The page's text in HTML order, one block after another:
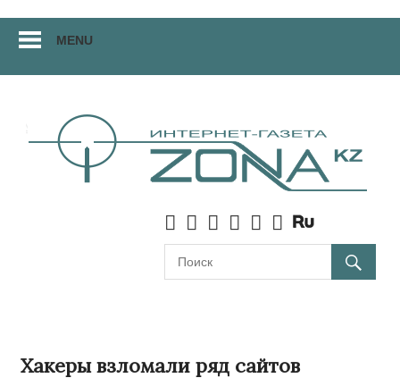
Перейти
материалам
MENU
Хакеры взломали ряд сайтов